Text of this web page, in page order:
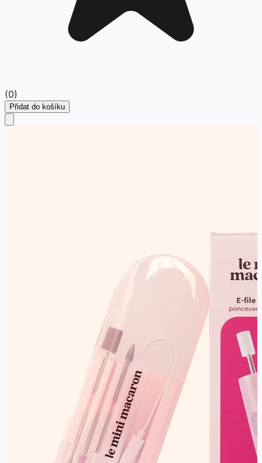
(0)
Přidat do košíku